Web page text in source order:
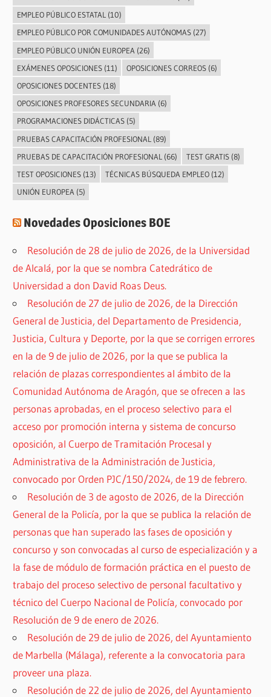
EMPLEO PÚBLICO ESTATAL(10)
EMPLEO PÚBLICO POR COMUNIDADES AUTÓNOMAS(27)
EMPLEO PÚBLICO UNIÓN EUROPEA (26)
EXÁMENES OPOSICIONES(11) OPOSICIONES CORREOS(6)
OPOSICIONES DOCENTES(18)
OPOSICIONES PROFESORES SECUNDARIA (6)
PROGRAMACIONES DIDÁCTICAS(5)
PRUEBAS CAPACITACIÓN PROFESIONAL (89)
PRUEBAS DE CAPACITACIÓN PROFESIONAL (66) TEST GRATIS(8)
TEST OPOSICIONES(13) TÉCNICAS BÚSQUEDA EMPLEO(12)
UNIÓN EUROPEA (5)
Novedades Oposiciones BOE
Resolución de 28 de julio de 2026, de la Universidad
de Alcalá, por la que se nombra Catedrático de
Universidad a don David Roas Deus.
Resolución de 27 de julio de 2026, de la Dirección
General de Justicia, del Departamento de Presidencia,
Justicia, Cultura y Deporte, por la que se corrigen errores
en la de 9 de julio de 2026, por la que se publica la
relación de plazas correspondientes al ámbito de la
Comunidad Autónoma de Aragón, que se ofrecen a las
personas aprobadas, en el proceso selectivo para el
acceso por promoción interna y sistema de concurso
oposición, al Cuerpo de Tramitación Procesal y
Administrativa de la Administración de Justicia,
convocado por Orden PJC/150/2024, de 19 de febrero.
Resolución de 3 de agosto de 2026, de la Dirección
General de la Policía, por la que se publica la relación de
personas que han superado las fases de oposición y
concurso y son convocadas al curso de especialización y a
la fase de módulo de formación práctica en el puesto de
trabajo del proceso selectivo de personal facultativo y
técnico del Cuerpo Nacional de Policía, convocado por
Resolución de 9 de enero de 2026.
Resolución de 29 de julio de 2026, del Ayuntamiento
de Marbella (Málaga), referente a la convocatoria para
proveer una plaza.
Resolución de 22 de julio de 2026, del Ayuntamiento